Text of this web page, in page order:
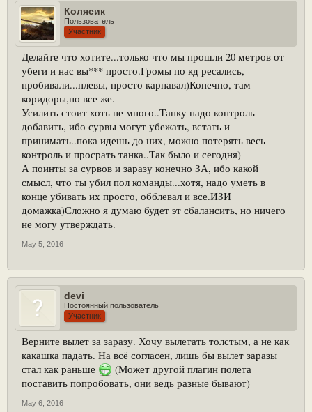
Колясик
Пользователь
Участник
Делайте что хотите...только что мы прошли 20 метров от
убеги и нас вы*** просто.Громы по кд ресались,
пробивали...плевы, просто карнавал)Конечно, там
коридоры,но все же.
Усилить стоит хоть не много..Танку надо контроль
добавить, ибо сурвы могут убежать, встать и
принимать..пока идешь до них, можно потерять весь
контроль и просрать танка..Так было и сегодня)
А поинты за сурвов и заразу конечно ЗА, ибо какой
смысл, что ты убил пол команды...хотя, надо уметь в
конце убивать их просто, обблевал и все.ИЗИ
домажка)Сложно я думаю будет эт сбалансить, но ничего
не могу утверждать.
May 5, 2016
devi
Постоянный пользователь
Участник
Верните вылет за заразу. Хочу вылетать толстым, а не как
какашка падать. На всё согласен, лишь бы вылет заразы
стал как раньше
(Может другой плагин полета
поставить попробовать, они ведь разные бывают)
May 6, 2016